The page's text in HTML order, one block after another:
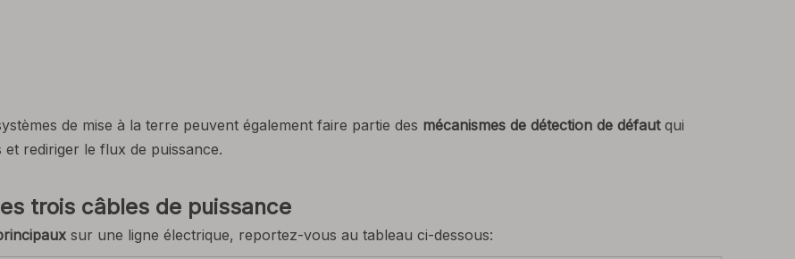
de mise à la terre peuvent également faire partie des mécanismes de détection de défaut qui
et rediriger le flux de puissance.
trois câbles de puissance
sur une ligne électrique, reportez-vous au tableau ci-dessous: